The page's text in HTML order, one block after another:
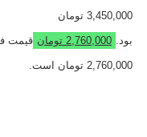
3,450,000 تومان
بود. 2,760,000 تومان قیمت
2,760,000 تومان است.